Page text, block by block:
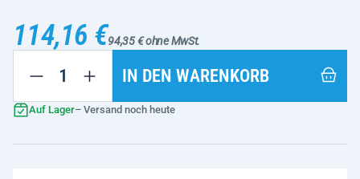
114,16 €94,35 € ohne MwSt.
IN DEN WARENKORB
Auf Lager– Versand noch heute